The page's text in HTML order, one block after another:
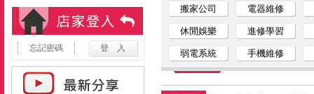
忘記密碼
搬家公司 電器維修
休閒娛樂 進修學習
弱電系統 手機維修